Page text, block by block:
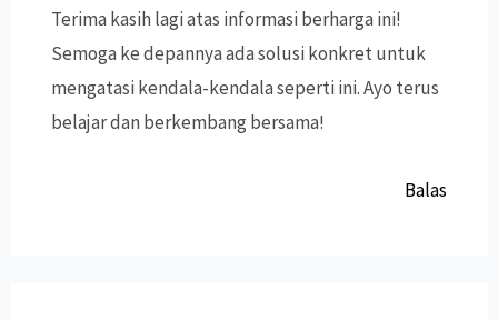
Terima kasih lagi atas informasi berharga ini!
Semoga ke depannya ada solusi konkret untuk
mengatasi kendala-kendala seperti ini. Ayo terus
belajar dan berkembang bersama!
Balas